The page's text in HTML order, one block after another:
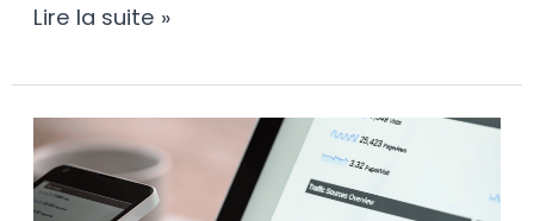
Lire la suite »
Qu’est-
ce
qu’un